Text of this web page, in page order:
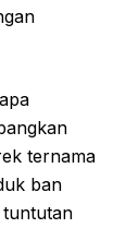
ternama
ban